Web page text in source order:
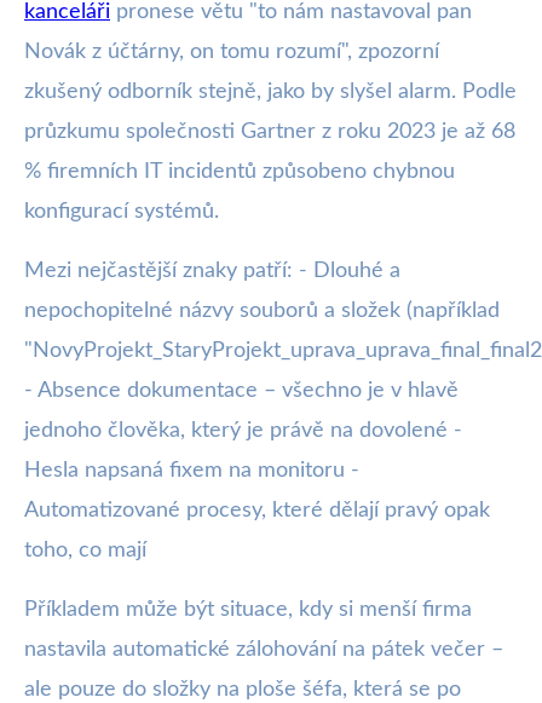
kanceláři pronese větu "to nám nastavoval pan
Novák z účtárny, on tomu rozumí", zpozorní
zkušený odborník stejně, jako by slyšel alarm. Podle
průzkumu společnosti Gartner z roku 2023 je až 68
% firemních IT incidentů způsobeno chybnou
konfigurací systémů.
Mezi nejčastější znaky patří: - Dlouhé a
nepochopitelné názvy souborů a složek (například
- Absence dokumentace – všechno je v hlavě
jednoho člověka, který je právě na dovolené -
Hesla napsaná fixem na monitoru -
Automatizované procesy, které dělají pravý opak
toho, co mají
Příkladem může být situace, kdy si menší firma
nastavila automatické zálohování na pátek večer –
ale pouze do složky na ploše šéfa, která se po